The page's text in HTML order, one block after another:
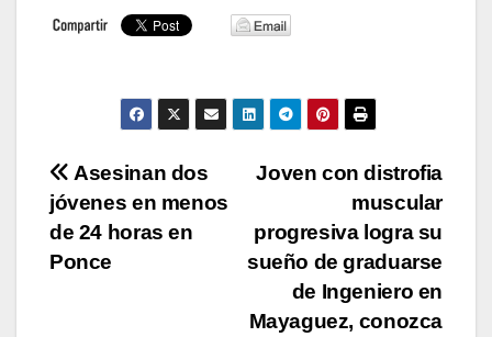
Navegación
de
entradas
Joven con distrofia
muscular
progresiva logra su
sueño de graduarse
de Ingeniero en
Mayaguez, conozca
Asesinan dos
jóvenes en menos
de 24 horas en
Ponce